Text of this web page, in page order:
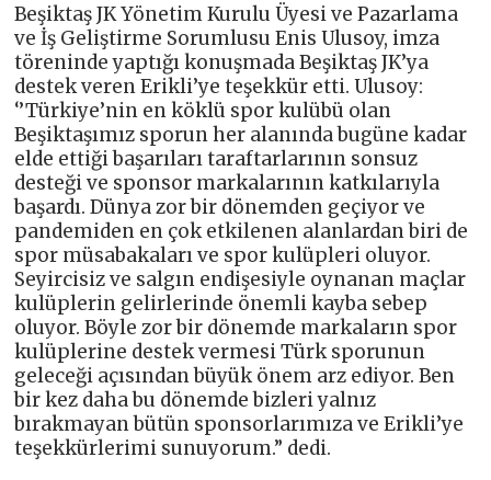
Beşiktaş JK Yönetim Kurulu Üyesi ve Pazarlama
ve İş Geliştirme Sorumlusu Enis Ulusoy, imza
töreninde yaptığı konuşmada Beşiktaş JK’ya
destek veren Erikli’ye teşekkür etti. Ulusoy:
‘’Türkiye’nin en köklü spor kulübü olan
Beşiktaşımız sporun her alanında bugüne kadar
elde ettiği başarıları taraftarlarının sonsuz
desteği ve sponsor markalarının katkılarıyla
başardı. Dünya zor bir dönemden geçiyor ve
pandemiden en çok etkilenen alanlardan biri de
spor müsabakaları ve spor kulüpleri oluyor.
Seyircisiz ve salgın endişesiyle oynanan maçlar
kulüplerin gelirlerinde önemli kayba sebep
oluyor. Böyle zor bir dönemde markaların spor
kulüplerine destek vermesi Türk sporunun
geleceği açısından büyük önem arz ediyor. Ben
bir kez daha bu dönemde bizleri yalnız
bırakmayan bütün sponsorlarımıza ve Erikli’ye
teşekkürlerimi sunuyorum.” dedi.